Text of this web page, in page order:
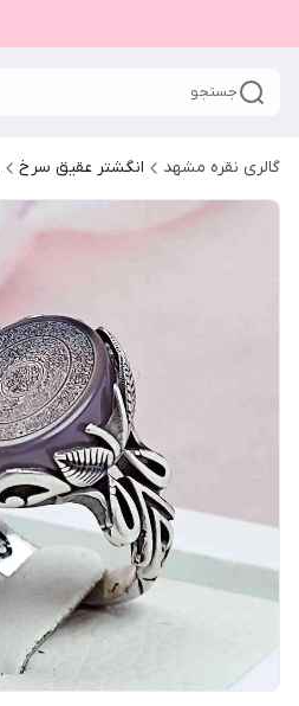
جستجو
گالری نقره مشهد انگشتر عقیق سرخ